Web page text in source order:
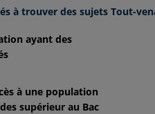
à trouver des sujets Tout-
ayant des
à une population
supérieur au Bac